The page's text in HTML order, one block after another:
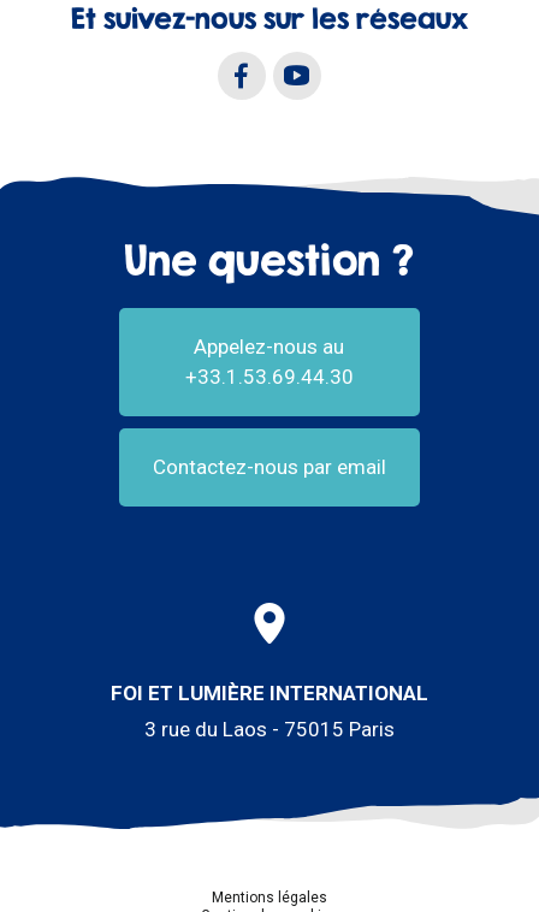
Et suivez-nous sur les réseaux
Une question ?
Appelez-nous au
+33.1.53.69.44.30
Contactez-nous par email
FOI ET LUMIÈRE INTERNATIONAL
3 rue du Laos - 75015 Paris
Mentions légales